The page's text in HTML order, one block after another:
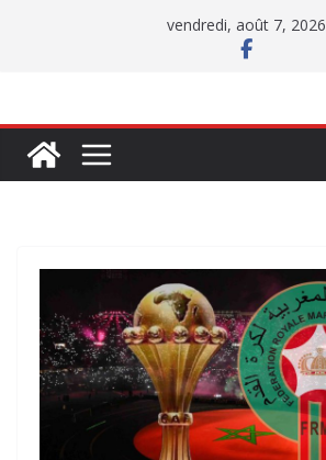
vendredi, août 7, 2026